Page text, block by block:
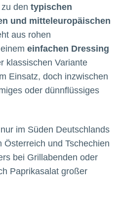
den typischen
und mitteleuropäischen
aus rohen
einfachen Dressing
klassischen Variante
Einsatz, doch inzwischen
oder dünnflüssiges
im Süden Deutschlands
Österreich und Tschechien
bei Grillabenden oder
Paprikasalat großer